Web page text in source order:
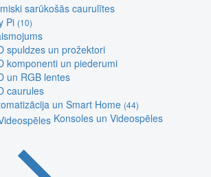
sarūkošās caurulītes
Pi (10)
spuldzes un prožektori
komponenti un piederumi
un RGB lentes
caurules
un Smart Home (44)
Konsoles un Videospēles